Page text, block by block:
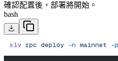
確認配置後，部署將開始。
bash
slv rpc deploy -n mainnet -p